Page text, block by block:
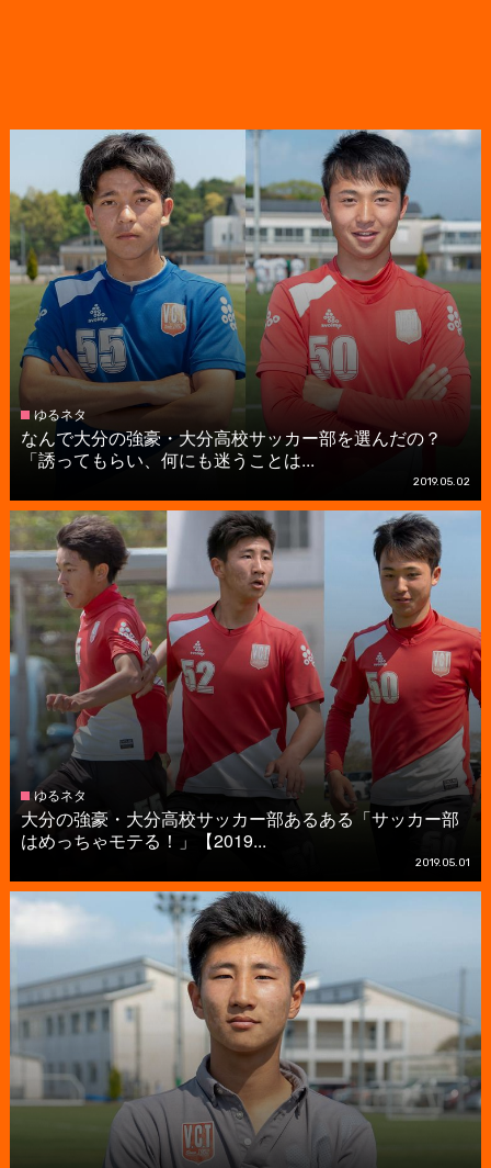
ゆるネタ
なんで大分の強豪・大分高校サッカー部を選んだの？
「誘ってもらい、何にも迷うことは...
2019.05.02
ゆるネタ
大分の強豪・大分高校サッカー部あるある「サッカー部
はめっちゃモテる！」【2019...
2019.05.01